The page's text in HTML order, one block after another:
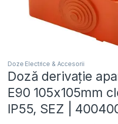
Doze Electrice & Accesorii
Doză derivație
E90 105x105mm
IP55, SEZ |